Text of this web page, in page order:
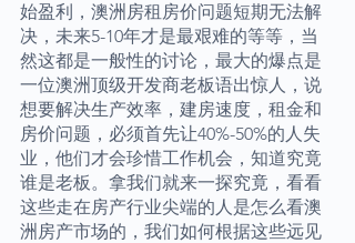
始盈利，澳洲房租房价问题短期无法解
决，未来5-10年才是最艰难的等等，当
然这都是一般性的讨论，最大的爆点是
一位澳洲顶级开发商老板语出惊人，说
想要解决生产效率，建房速度，租金和
房价问题，必须首先让40%-50%的人失
业，他们才会珍惜工作机会，知道究竟
谁是老板。拿我们就来一探究竟，看看
这些走在房产行业尖端的人是怎么看澳
洲房产市场的，我们如何根据这些远见